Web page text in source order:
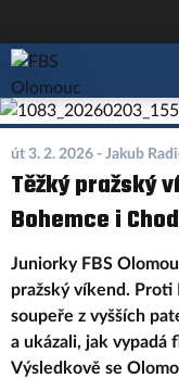
FBS Olomouc
út 3. 2. 2026 - Jakub
Těžký pražský
Bohemce i
Juniorky FBS
pražský víkend. Proti
soupeře z vyšších
a ukázali, jak vypadá
Výsledkově se